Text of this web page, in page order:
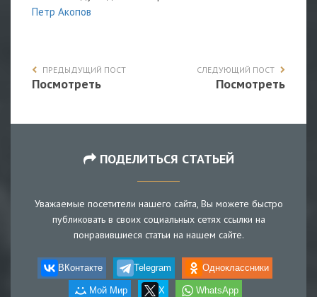
Петр Акопов
ПРЕДЫДУЩИЙ ПОСТ
Посмотреть
СЛЕДУЮЩИЙ ПОСТ
Посмотреть
ПОДЕЛИТЬСЯ СТАТЬЕЙ
Уважаемые посетители нашего сайта, Вы можете быстро
публиковать в своих социальных сетях ссылки на
понравившиеся статьи на нашем сайте.
ВКонтакте Telegram Одноклассники
Мой Мир X WhatsApp